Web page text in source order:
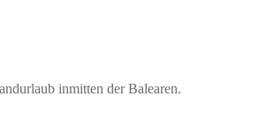
inmitten der Balearen.